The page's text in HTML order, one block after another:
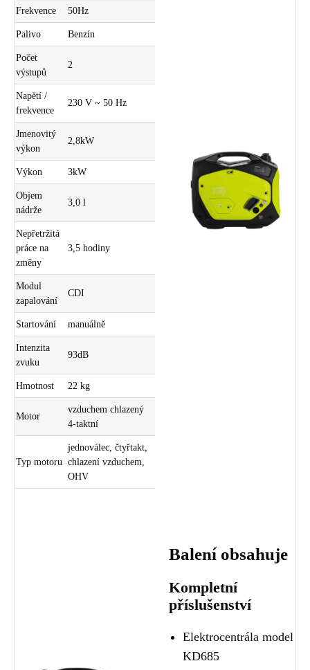
Frekvence 50Hz
Palivo Benzín
Počet
výstupů
2
Napětí /
frekvence
230 V ~ 50 Hz
Jmenovitý
výkon
2,8kW
Výkon 3kW
Objem
nádrže
3,0 l
Nepřetržitá
práce na
změny
3,5 hodiny
Modul
zapalování
CDI
Startování manuálně
Intenzita
zvuku
93dB
Hmotnost 22 kg
Motor
vzduchem chlazený
4-taktní
Typ motoru
jednoválec, čtyřtakt,
chlazení vzduchem,
OHV
Balení obsahuje
Kompletní
příslušenství
Elektrocentrála model
KD685